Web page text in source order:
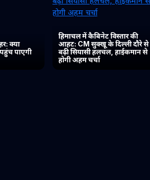
क्या
पाएगी
हिमाचल में कैबिनेट विस्तार की
आहट: CM सुक्खू के दिल्ली दौरे से
बढ़ी सियासी हलचल, हाईकमान से
होगी अहम चर्चा